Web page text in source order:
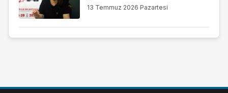
13 Temmuz 2026 Pazartesi